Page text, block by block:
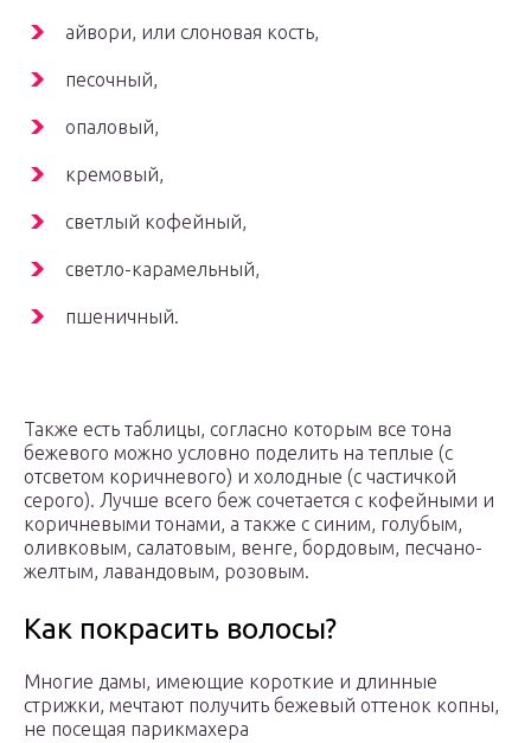
айвори, или слоновая кость,
песочный,
опаловый,
кремовый,
светлый кофейный,
светло-карамельный,
пшеничный.
Также есть таблицы, согласно которым все тона
бежевого можно условно поделить на теплые (с
отсветом коричневого) и холодные (с частичкой
серого). Лучше всего беж сочетается с кофейными и
коричневыми тонами, а также с синим, голубым,
оливковым, салатовым, венге, бордовым, песчано-
желтым, лавандовым, розовым.
Как покрасить волосы?
Многие дамы, имеющие короткие и длинные
стрижки, мечтают получить бежевый оттенок копны,
не посещая парикмахера